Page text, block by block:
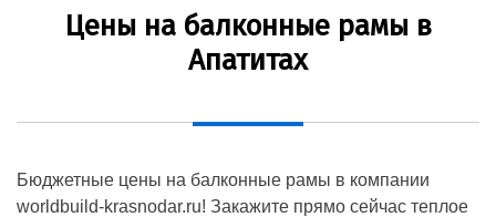
Цены на балконные рамы в
Апатитах
Бюджетные цены на балконные рамы в компании
worldbuild-krasnodar.ru! Закажите прямо сейчас теплое